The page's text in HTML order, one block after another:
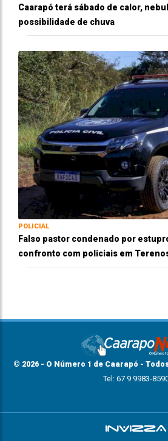
Caarapó terá sábado de calor,
possibilidade de chuva
POLICIAL
Falso pastor condenado por
confronto com policiais em
© 2026 - O Número 1 de Caarapó -
Tel: 67 9 9983-